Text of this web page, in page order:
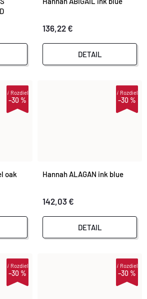
136,22 €
DETAIL
–30 %
iRozdiel
oak
–30 %
iRozdiel
Hannah ALAGAN ink blue
142,03 €
DETAIL
–30 %
iRozdiel
–30 %
iRozdiel